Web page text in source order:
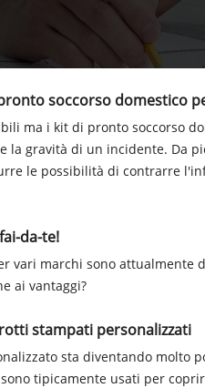
soccorso domestico
ma i kit di pronto soccorso
la gravità di un incidente. Da
le possibilità di contrarre
da-te!
vari marchi sono attualmente
ai vantaggi?
stampati personalizzati
sta diventando molto
tipicamente usati per